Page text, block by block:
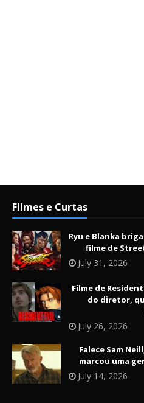
Filmes e Curtas
Ryu e Blanka
filme de
July 31, 2026
Filme de
do diretor,
July 26, 2026
Falece Sam
marcou uma
July 14, 2026